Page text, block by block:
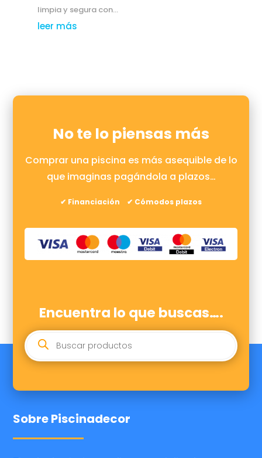
limpia y segura con...
leer más
No te lo piensas más
Comprar una piscina es más asequible de lo
que imaginas pagándola a plazos…
✔ Financiación ✔ Cómodos plazos
Encuentra lo que buscas….
BÚSQUEDA
PRODUCTOS
Sobre Piscinadecor